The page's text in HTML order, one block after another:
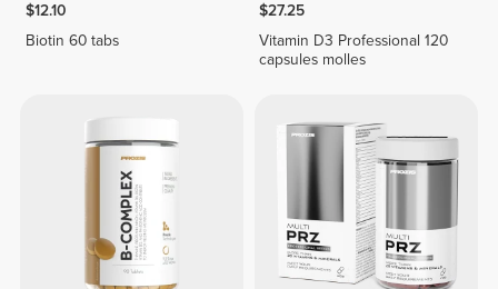
$12.10
Biotin 60 tabs
$27.25
Vitamin D3 Professional 120
capsules molles